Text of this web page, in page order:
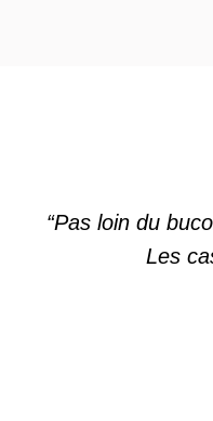
“Pas loin du
Les